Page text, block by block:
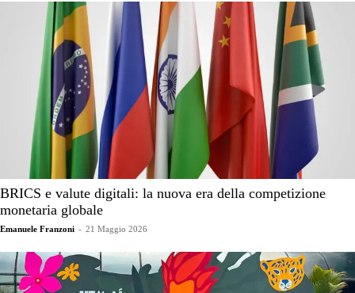
BRICS e valute digitali: la nuova era della competizione
monetaria globale
Emanuele Franzoni - 21 Maggio 2026